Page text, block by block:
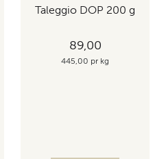
Taleggio DOP 200 g
89,00
445,00 pr kg